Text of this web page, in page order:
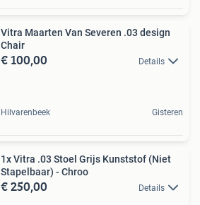
Vitra Maarten Van Severen .03 design
Chair
€ 100,00 Details
Hilvarenbeek Gisteren
1x Vitra .03 Stoel Grijs Kunststof (Niet
Stapelbaar) - Chroo
€ 250,00 Details